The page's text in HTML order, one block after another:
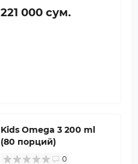
221 000 сум.
Kids Omega 3 200 ml
(80 порций)
0